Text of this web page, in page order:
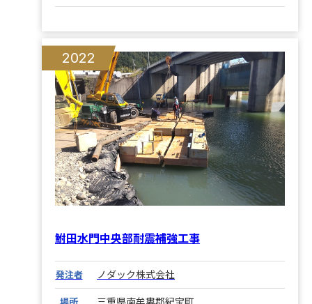
2022
鮒田水門中央部耐震補強工事
発注者 ノダック株式会社